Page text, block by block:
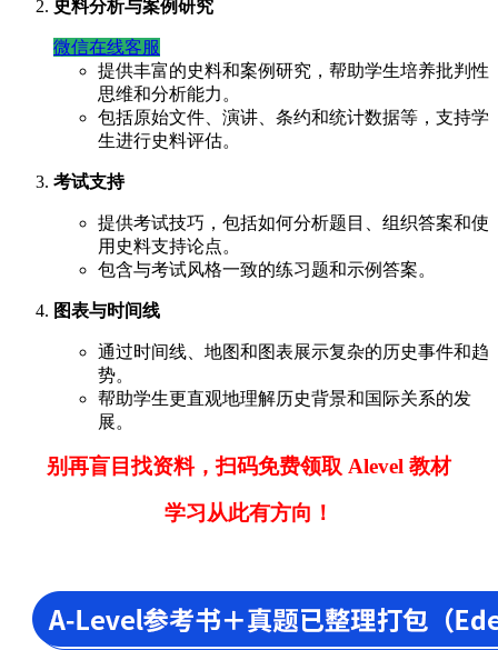
史料分析与案例研究
微信在线客服
提供丰富的史料和案例研究，帮助学生培养批判性
思维和分析能力。
包括原始文件、演讲、条约和统计数据等，支持学
生进行史料评估。
考试支持
提供考试技巧，包括如何分析题目、组织答案和使
用史料支持论点。
包含与考试风格一致的练习题和示例答案。
图表与时间线
通过时间线、地图和图表展示复杂的历史事件和趋
势。
帮助学生更直观地理解历史背景和国际关系的发
展。
别再盲目找资料，扫码免费领取 Alevel 教材
学习从此有方向！